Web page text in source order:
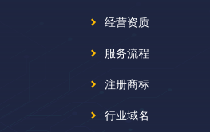
经营资质
服务流程
注册商标
行业域名